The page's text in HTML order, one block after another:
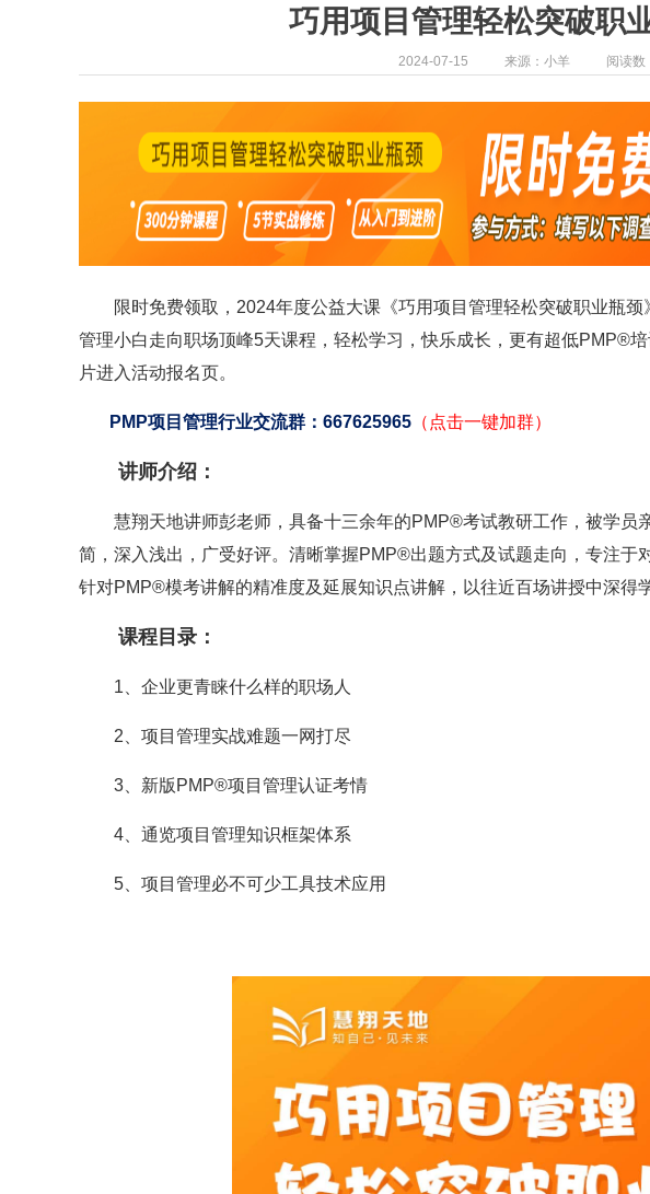
巧用项目管理轻松突破职
2024-07-15 来源：小羊 阅读数
限时免费领取，2024年度公益大课《巧用项目管理轻松突破职业瓶颈
管理小白走向职场顶峰5天课程，轻松学习，快乐成长，更有超低PMP®
片进入活动报名页。
PMP项目管理行业交流群：667625965 （点击一键加群）
讲师介绍：
慧翔天地讲师彭老师，具备十三余年的PMP®考试教研工作，被学员亲
简，深入浅出，广受好评。清晰掌握PMP®出题方式及试题走向，专注
针对PMP®模考讲解的精准度及延展知识点讲解，以往近百场讲授中深得
课程目录：
1、企业更青睐什么样的职场人
2、项目管理实战难题一网打尽
3、新版PMP®项目管理认证考情
4、通览项目管理知识框架体系
5、项目管理必不可少工具技术应用